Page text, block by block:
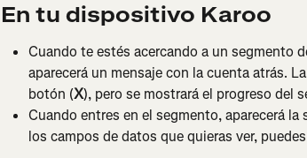
En tu dispositivo Karoo
Cuando te estés acercando a un segmento
aparecerá un mensaje con la cuenta atrás.
botón (X), pero se mostrará el progreso del
Cuando entres en el segmento, aparecerá
los campos de datos que quieras ver,